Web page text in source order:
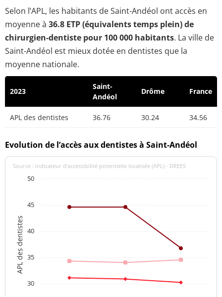
Selon l’APL, les habitants de Saint-Andéol ont accès en
moyenne à 36.8 ETP (équivalents temps plein) de
chirurgien-dentiste pour 100 000 habitants. La ville de
Saint-Andéol est mieux dotée en dentistes que la
moyenne nationale.
2023
Saint-
Andéol
Drôme France
APL des dentistes 36.76 30.24 34.56
Evolution de l’accès aux dentistes à Saint-Andéol
APL des dentistes
Source : indicateur d’accessibilité potentielle localisée (APL) - DREES
30
35
40
45
50